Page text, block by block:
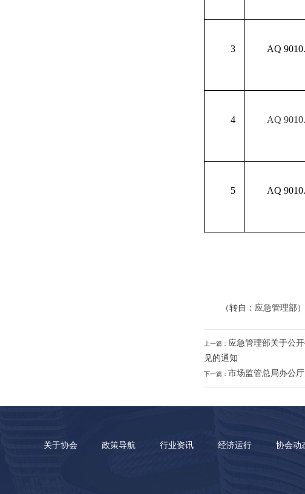
3 AQ
4 AQ
5 AQ
（转自：应急管理部）
上一篇： 应急管理部关于公
见的通知
下一篇： 市场监管总局办公
关于协会 政策导航 行业资讯 经济运行 协会动